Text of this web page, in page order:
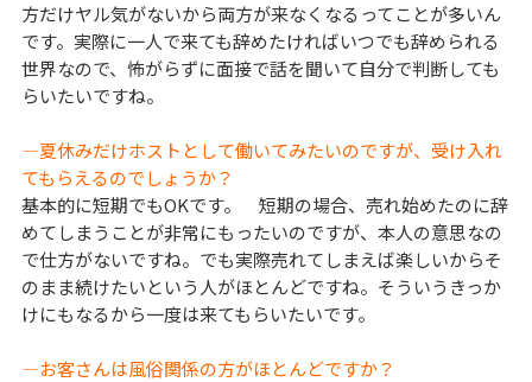
方だけヤル気がないから両方が来なくなるってことが多いん
です。実際に一人で来ても辞めたければいつでも辞められる
世界なので、怖がらずに面接で話を聞いて自分で判断しても
らいたいですね。
―夏休みだけホストとして働いてみたいのですが、受け入れ
てもらえるのでしょうか？
基本的に短期でもOKです。 短期の場合、売れ始めたのに辞
めてしまうことが非常にもったいのですが、本人の意思なの
で仕方がないですね。でも実際売れてしまえば楽しいからそ
のまま続けたいという人がほとんどですね。そういうきっか
けにもなるから一度は来てもらいたいです。
―お客さんは風俗関係の方がほとんどですか？